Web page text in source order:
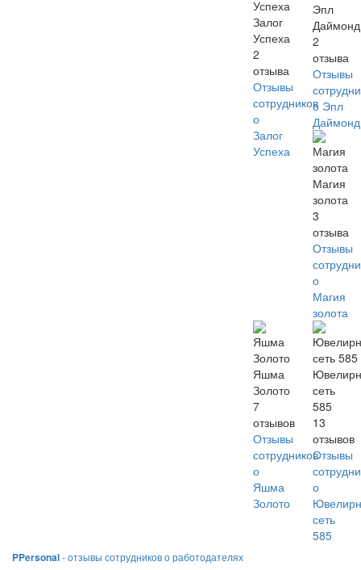
Залог
Успеха
2
отзыва
Отзывы
сотрудников
о
Залог
Успеха
Эпл
Даймонд
2
отзыва
Отзывы
о Эпл
Даймонд
Магия
золота
3
отзыва
Отзывы
о
Магия
золота
Яшма
Золото
7
отзывов
Отзывы
сотрудников
о
Яшма
Золото
сеть
585
13
отзывов
Отзывы
о
сеть
585
PPersonal- отзывы сотрудников о работодателях